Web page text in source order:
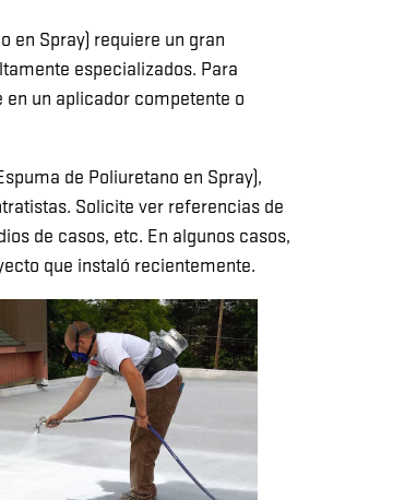
en Spray) requiere un gran
especializados. Para
un aplicador competente o
de Poliuretano en Spray),
Solicite ver referencias de
de casos, etc. En algunos casos,
que instaló recientemente.